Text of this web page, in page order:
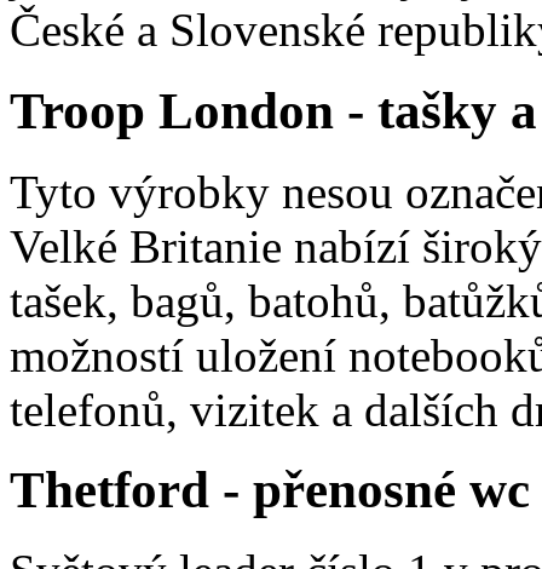
České a Slovenské
Troop London - tašky
Tyto výrobky nesou
Velké Britanie nabízí
tašek, bagů, batohů,
možností uložení
telefonů, vizitek a dalších
Thetford - přenosné wc